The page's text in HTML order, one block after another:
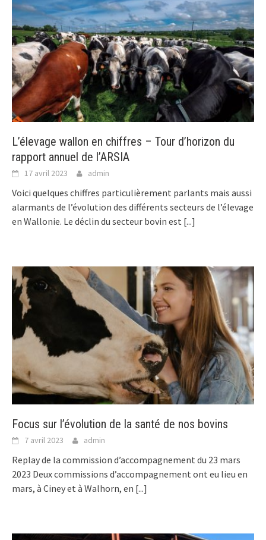
L’élevage wallon en chiffres – Tour d’horizon du
rapport annuel de l’ARSIA
17 avril 2023 admin
Voici quelques chiffres particulièrement parlants mais aussi
alarmants de l’évolution des différents secteurs de l’élevage
en Wallonie. Le déclin du secteur bovin est [...]
Focus sur l’évolution de la santé de nos bovins
7 avril 2023 admin
Replay de la commission d’accompagnement du 23 mars
2023 Deux commissions d’accompagnement ont eu lieu en
mars, à Ciney et à Walhorn, en [...]